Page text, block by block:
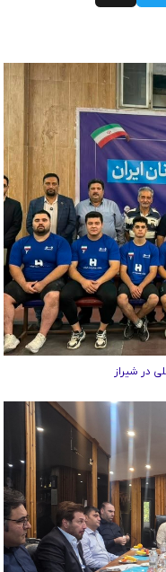
در شیراز